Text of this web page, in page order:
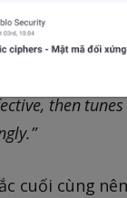
nhìn nhận
từ đó thay
the team
then
cuối cùng